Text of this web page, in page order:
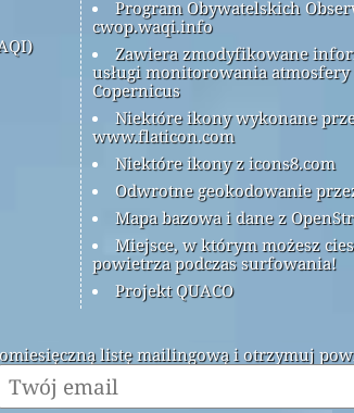
Program Obywatelskich
cwop.waqi.info
Zawiera zmodyfikowane
usługi monitorowania
Copernicus
Niektóre ikony wykonane
www.flaticon.com
Niektóre ikony z icons8.com
Odwrotne geokodowanie
Mapa bazowa i dane z
Miejsce, w którym możesz
powietrza podczas surfowania!
Projekt QUACO
listę mailingową i otrzymuj